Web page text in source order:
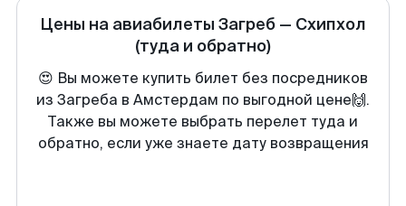
Цены на авиабилеты Загреб — Схипхол
(туда и обратно)
😍 Вы можете купить билет без посредников
из Загреба в Амстердам по выгодной цене🙌.
Также вы можете выбрать перелет туда и
обратно, если уже знаете дату возвращения